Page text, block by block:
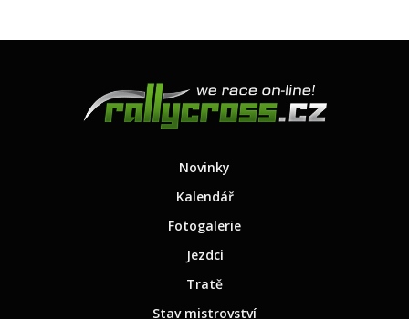
Novinky
Kalendář
Fotogalerie
Jezdci
Tratě
Stav mistrovství